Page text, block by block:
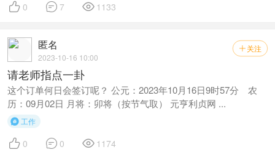
 0  7  1133
 关注
匿名
2023-10-16 10:00
请老师指点一卦
这个订单何日会签订呢？ 公元：2023年10月16日9时57分 农
历：09月02日 月将：卯将（按节气取） 元亨利贞网 ...
 工作
 0  0  1174